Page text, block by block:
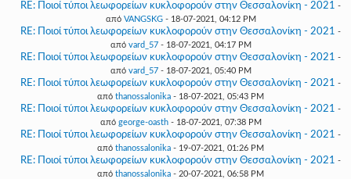
RE: Ποιοί τύποι λεωφορείων κυκλοφορούν στην Θεσσαλονίκη - 2021 -
από VANGSKG- 18-07-2021, 04:12 PM
RE: Ποιοί τύποι λεωφορείων κυκλοφορούν στην Θεσσαλονίκη - 2021 -
από vard_57- 18-07-2021, 04:17 PM
RE: Ποιοί τύποι λεωφορείων κυκλοφορούν στην Θεσσαλονίκη - 2021 -
από vard_57- 18-07-2021, 05:40 PM
RE: Ποιοί τύποι λεωφορείων κυκλοφορούν στην Θεσσαλονίκη - 2021 -
από thanossalonika - 18-07-2021, 05:43 PM
RE: Ποιοί τύποι λεωφορείων κυκλοφορούν στην Θεσσαλονίκη - 2021 -
από george-oasth- 18-07-2021, 07:38 PM
RE: Ποιοί τύποι λεωφορείων κυκλοφορούν στην Θεσσαλονίκη - 2021 -
από thanossalonika - 19-07-2021, 01:26 PM
RE: Ποιοί τύποι λεωφορείων κυκλοφορούν στην Θεσσαλονίκη - 2021 -
από thanossalonika - 20-07-2021, 06:58 PM